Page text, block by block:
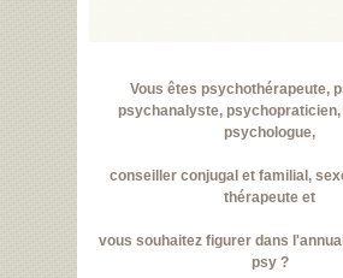
Vous êtes psychothérapeute,
psychanalyste,
psychologue,
conseiller conjugal et familial,
thérapeute et
vous souhaitez figurer dans
psy ?